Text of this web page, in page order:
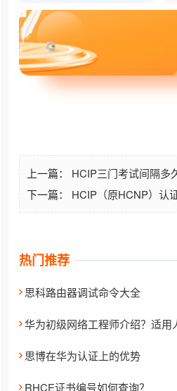
上一篇： HCIP三门考试间隔多
下一篇： HCIP（原HCNP）认
热门推荐
思科路由器调试命令大全
华为初级网络工程师介绍？适用
思博在华为认证上的优势
RHCE证书编号如何查询？